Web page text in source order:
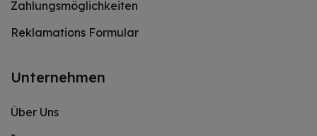
Zahlungsmöglichkeiten
Reklamations Formular
Unternehmen
Über Uns